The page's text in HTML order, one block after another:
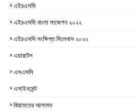
এইচএসসি
এইচএসসি বাংলা সাজেশন ২০২২
এইচএসসি সংক্ষিপ্ত সিলেবাস ২০২২
এয়ারটেল
এসএসসি
এসাইনমেন্ট
কিয়ামতের আলামত